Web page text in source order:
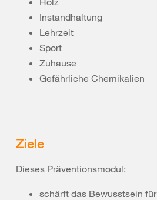
Instandhaltung
Lehrzeit
Sport
Zuhause
Gefährliche Chemikalien
Ziele
Dieses Präventionsmodul:
schärft das Bewusstsein